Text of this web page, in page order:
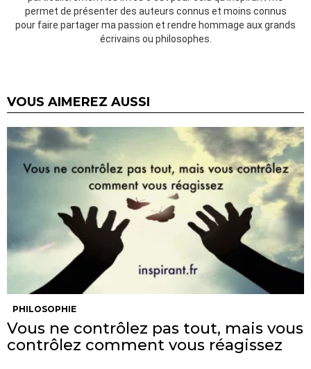
permet de présenter des auteurs connus et moins connus
pour faire partager ma passion et rendre hommage aux grands
écrivains ou philosophes.
VOUS AIMEREZ AUSSI
PHILOSOPHIE
Vous ne contrôlez pas tout, mais vous
contrôlez comment vous réagissez